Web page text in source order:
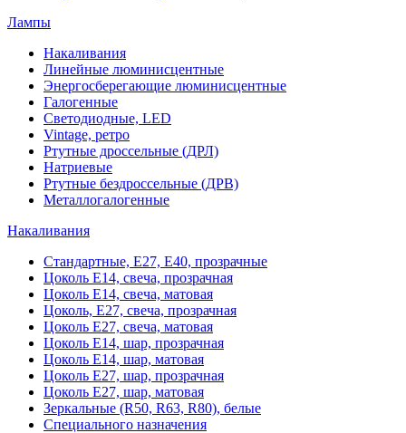
Лампы
Накаливания
Линейные люминисцентные
Энергосберегающие люминисцентные
Галогенные
Светодиодные, LED
Vintage, ретро
Ртутные дроссельные (ДРЛ)
Натриевые
Ртутные бездроссельные (ДРВ)
Металлогалогенные
Накаливания
Стандартные, Е27, Е40, прозрачные
Цоколь Е14, свеча, прозрачная
Цоколь Е14, свеча, матовая
Цоколь, Е27, свеча, прозрачная
Цоколь Е27, свеча, матовая
Цоколь Е14, шар, прозрачная
Цоколь Е14, шар, матовая
Цоколь Е27, шар, прозрачная
Цоколь Е27, шар, матовая
Зеркальные (R50, R63, R80), белые
Специального назначения